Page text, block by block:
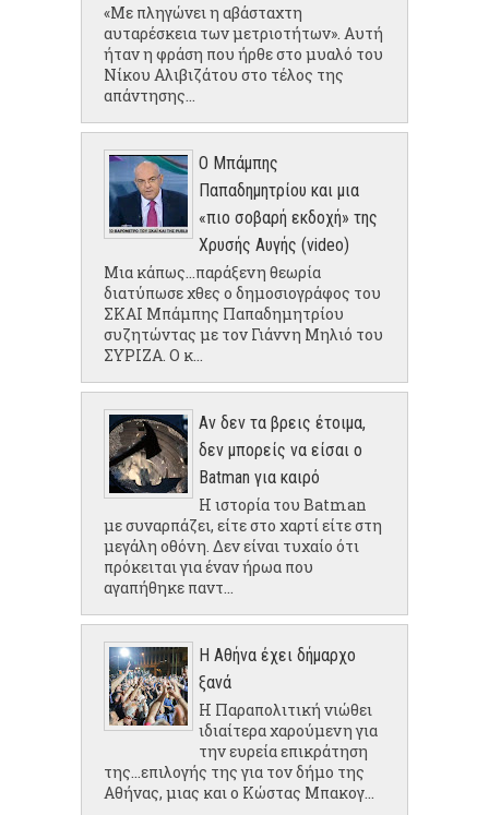
«Με πληγώνει η αβάσταχτη
αυταρέσκεια των μετριοτήτων». Αυτή
ήταν η φράση που ήρθε στο μυαλό του
Νίκου Αλιβιζάτου στο τέλος της
απάντησης...
Ο Μπάμπης
Παπαδημητρίου και μια
«πιο σοβαρή εκδοχή» της
Χρυσής Αυγής (video)
Μια κάπως...παράξενη θεωρία
διατύπωσε χθες ο δημοσιογράφος του
ΣΚΑΙ Μπάμπης Παπαδημητρίου
συζητώντας με τον Γιάννη Μηλιό του
ΣΥΡΙΖΑ. Ο κ...
Αν δεν τα βρεις έτοιμα,
δεν μπορείς να είσαι ο
Batman για καιρό
Η ιστορία του Batman
με συναρπάζει, είτε στο χαρτί είτε στη
μεγάλη οθόνη. Δεν είναι τυχαίο ότι
πρόκειται για έναν ήρωα που
αγαπήθηκε παντ...
Η Αθήνα έχει δήμαρχο
ξανά
Η Παραπολιτική νιώθει
ιδιαίτερα χαρούμενη για
την ευρεία επικράτηση
της...επιλογής της για τον δήμο της
Αθήνας, μιας και ο Κώστας Μπακογ...